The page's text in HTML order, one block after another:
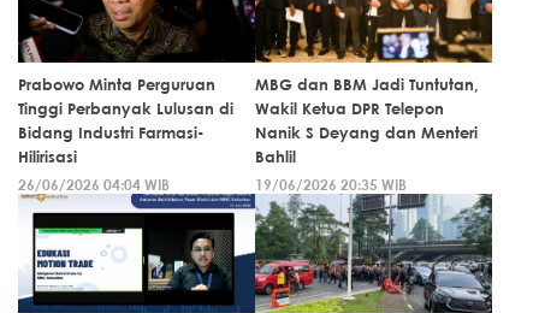
Prabowo Minta Perguruan
Tinggi Perbanyak Lulusan di
Bidang Industri Farmasi-
Hilirisasi
26/06/2026 04:04 WIB
MBG dan BBM Jadi Tuntutan,
Wakil Ketua DPR Telepon
Nanik S Deyang dan Menteri
Bahlil
19/06/2026 20:35 WIB